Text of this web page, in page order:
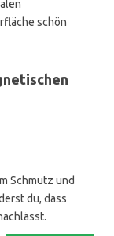
schön
Schmutz und
du, dass